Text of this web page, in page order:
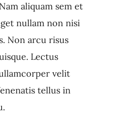
aliquam sem et
nullam non nisi
Non arcu risus
Lectus
velit
tellus in